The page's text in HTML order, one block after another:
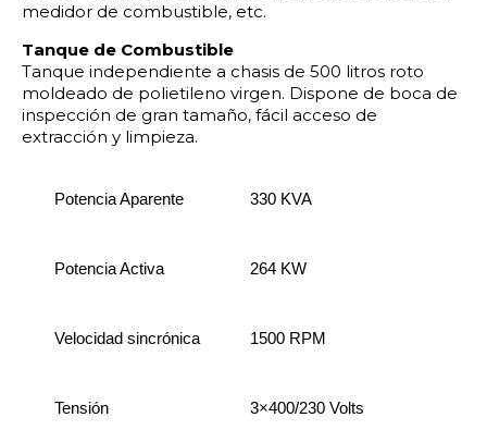
medidor de combustible, etc.
Tanque de Combustible
Tanque independiente a chasis de 500 litros roto
moldeado de polietileno virgen. Dispone de boca de
inspección de gran tamaño, fácil acceso de
extracción y limpieza.
Potencia Aparente 330 KVA
Potencia Activa 264 KW
Velocidad sincrónica 1500 RPM
Tensión 3×400/230 Volts